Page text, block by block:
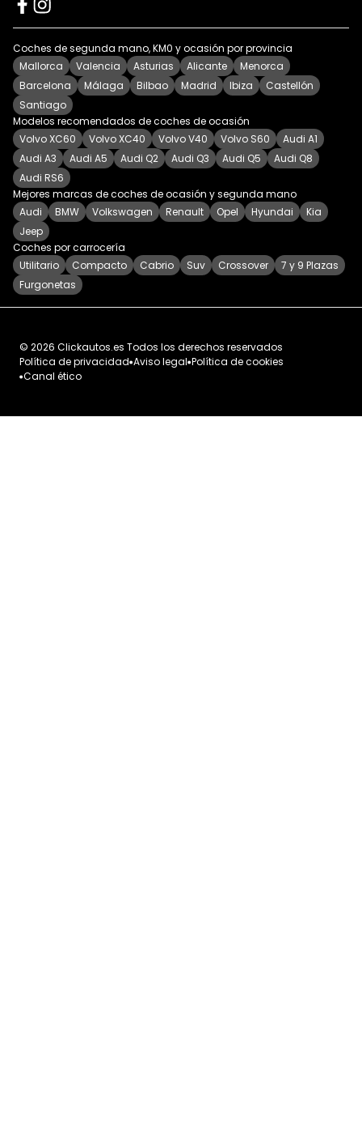
Coches de segunda mano, KM0 y ocasión por provincia
Mallorca
Valencia Asturias Alicante
Menorca
Barcelona
Málaga Bilbao Madrid Ibiza
Castellón
Santiago
Modelos recomendados de coches de ocasión
Volvo XC60
Volvo XC40 Volvo V40 Volvo S60
Audi A1
Audi A3
Audi A5 Audi Q2 Audi Q3 Audi Q5
Audi Q8
Audi RS6
Mejores marcas de coches de ocasión y segunda mano
Audi
BMW Volkswagen Renault Opel Hyundai
Kia
Jeep
Coches por carrocería
Utilitario
Compacto Cabrio Suv Crossover
7 y 9 Plazas
Furgonetas
© 2026 Clickautos.es Todos los derechos reservados
Política de privacidad Aviso legal Política de cookies
Canal ético